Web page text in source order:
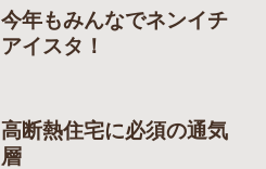
今年もみんなでネンイチ
アイスタ！
高断熱住宅に必須の通気
層